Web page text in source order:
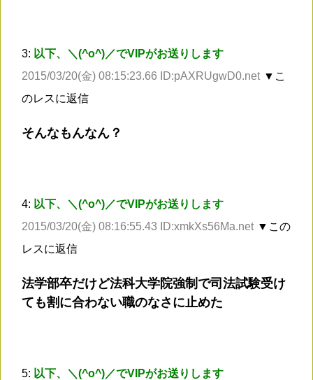
3: 以下、＼(^o^)／でVIPがお送りします
2015/03/20(金) 08:15:23.66 ID:pAXRUgwD0.net ▼こ
のレスに返信
そんなもんなん？
4: 以下、＼(^o^)／でVIPがお送りします
2015/03/20(金) 08:16:55.43 ID:xmkXs56Ma.net ▼この
レスに返信
法学部卒だけど法科大学院強制で司法試験受け
ても割に合わない職のなさに止めた
5: 以下、＼(^o^)／でVIPがお送りします